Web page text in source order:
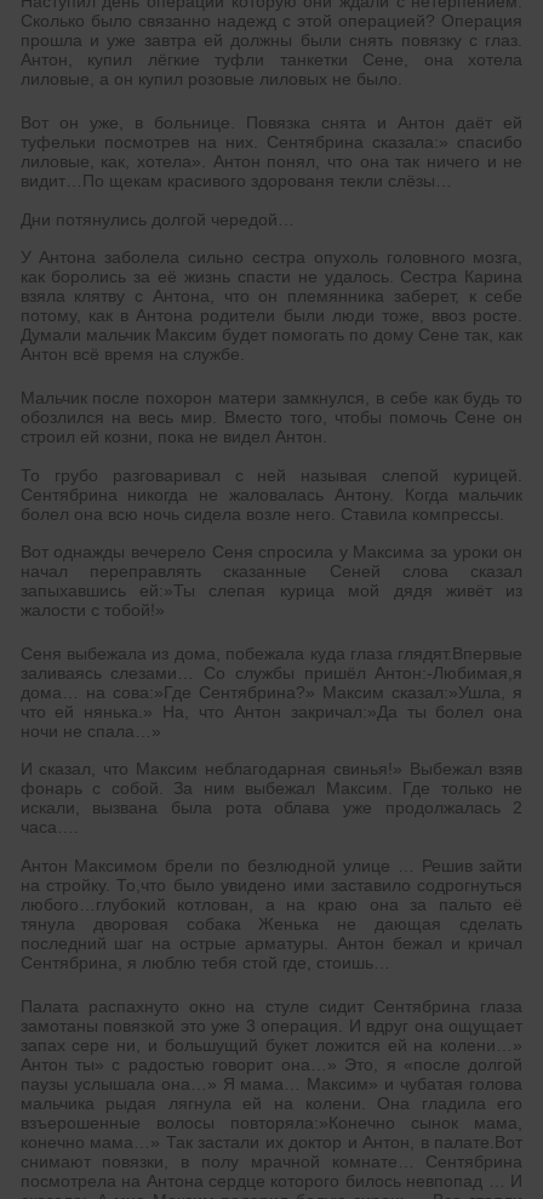
Сколько было связанно надежд с этой операцией? Операция
прошла и уже завтра ей должны были снять повязку с глаз.
Антон, купил лёгкие туфли танкетки Сене, она хотела
лиловые, а он купил розовые лиловых не было.
Вот он уже, в больнице. Повязка снята и Антон даёт ей
туфельки посмотрев на них. Сентябрина сказала:» спасибо
лиловые, как, хотела». Антон понял, что она так ничего и не
видит…По щекам красивого здорованя текли слёзы…
Дни потянулись долгой чередой…
У Антона заболела сильно сестра опухоль головного мозга,
как боролись за её жизнь спасти не удалось. Сестра Карина
взяла клятву с Антона, что он племянника заберет, к себе
потому, как в Антона родители были люди тоже, ввоз росте.
Думали мальчик Максим будет помогать по дому Сене так, как
Антон всё время на службе.
Мальчик после похорон матери замкнулся, в себе как будь то
обозлился на весь мир. Вместо того, чтобы помочь Сене он
строил ей козни, пока не видел Антон.
То грубо разговаривал с ней называя слепой курицей.
Сентябрина никогда не жаловалась Антону. Когда мальчик
болел она всю ночь сидела возле него. Ставила компрессы.
Вот однажды вечерело Сеня спросила у Максима за уроки он
начал переправлять сказанные Сеней слова сказал
запыхавшись ей:»Ты слепая курица мой дядя живёт из
жалости с тобой!»
Сеня выбежала из дома, побежала куда глаза глядят.Впервые
заливаясь слезами… Со службы пришёл Антон:-Любимая,я
дома… на сова:»Где Сентябрина?» Максим сказал:»Ушла, я
что ей нянька.» На, что Антон закричал:»Да ты болел она
ночи не спала…»
И сказал, что Максим неблагодарная свинья!» Выбежал взяв
фонарь с собой. За ним выбежал Максим. Где только не
искали, вызвана была рота облава уже продолжалась 2
часа….
Антон Максимом брели по безлюдной улице … Решив зайти
на стройку. То,что было увидено ими заставило содрогнуться
любого…глубокий котлован, а на краю она за пальто её
тянула дворовая собака Женька не дающая сделать
последний шаг на острые арматуры. Антон бежал и кричал
Сентябрина, я люблю тебя стой где, стоишь…
Палата распахнуто окно на стуле сидит Сентябрина глаза
замотаны повязкой это уже 3 операция. И вдруг она ощущает
запах сере ни, и большущий букет ложится ей на колени…»
Антон ты» с радостью говорит она…» Это, я «после долгой
паузы услышала она…» Я мама… Максим» и чубатая голова
мальчика рыдая лягнула ей на колени. Она гладила его
взъерошенные волосы повторяла:»Конечно сынок мама,
конечно мама…» Так застали их доктор и Антон, в палате.Вот
снимают повязки, в полу мрачной комнате… Сентябрина
посмотрела на Антона сердце которого билось невпопад … И